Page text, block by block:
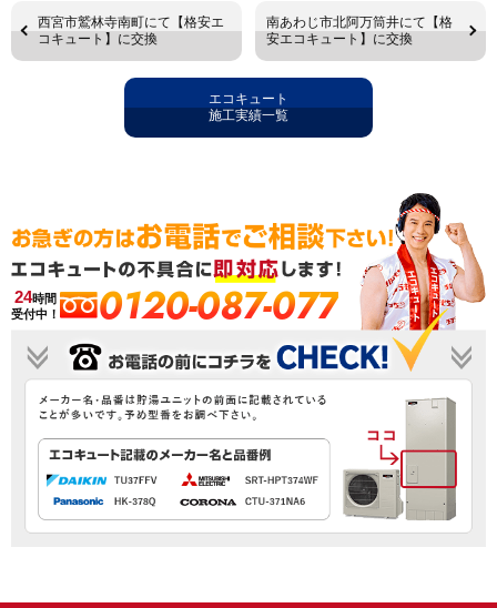
西宮市鷲林寺南町にて【格安エ
コキュート】に交換
南あわじ市北阿万筒井にて【格
安エコキュート】に交換
エコキュート
施工実績一覧
24時間
受付中！
0120-087-077